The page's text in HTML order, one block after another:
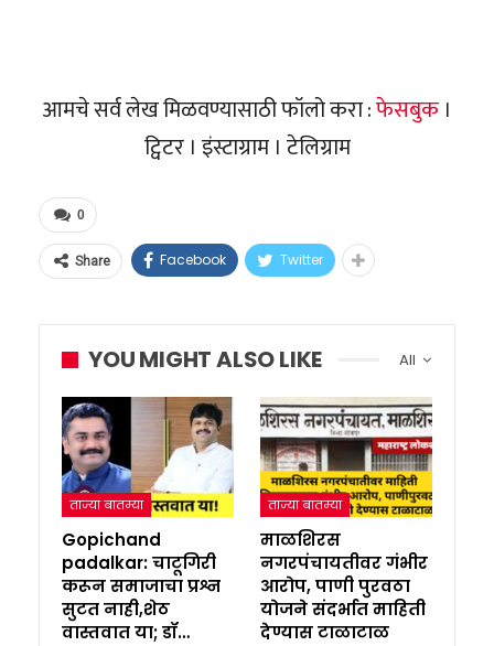
आमचे सर्व लेख मिळवण्यासाठी फॉलो करा :फेसबुक ।
ट्विटर । इंस्टाग्राम । टेलिग्राम
0
Share Facebook Twitter
All
YOU MIGHT ALSO LIKE
ताज्या बातम्या
Gopichand
padalkar: चाटूगिरी
करून समाजाचा प्रश्न
सुटत नाही,शेठ
वास्तवात या; डॉ…
ताज्या बातम्या
माळशिरस
नगरपंचायतीवर गंभीर
आरोप, पाणी पुरवठा
योजने संदर्भात माहिती
देण्यास टाळाटाळ